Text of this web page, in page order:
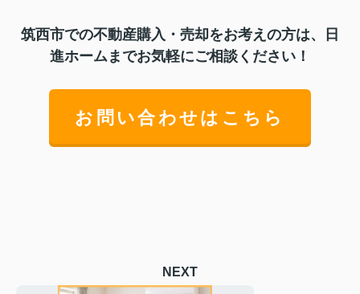
筑西市での不動産購入・売却をお考えの方は、日
進ホームまでお気軽にご相談ください！
お問い合わせはこちら
NEXT